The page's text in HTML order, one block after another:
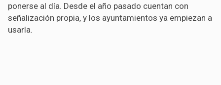
ponerse al día. Desde el año pasado cuentan con
señalización propia, y los ayuntamientos ya empiezan a
usarla.